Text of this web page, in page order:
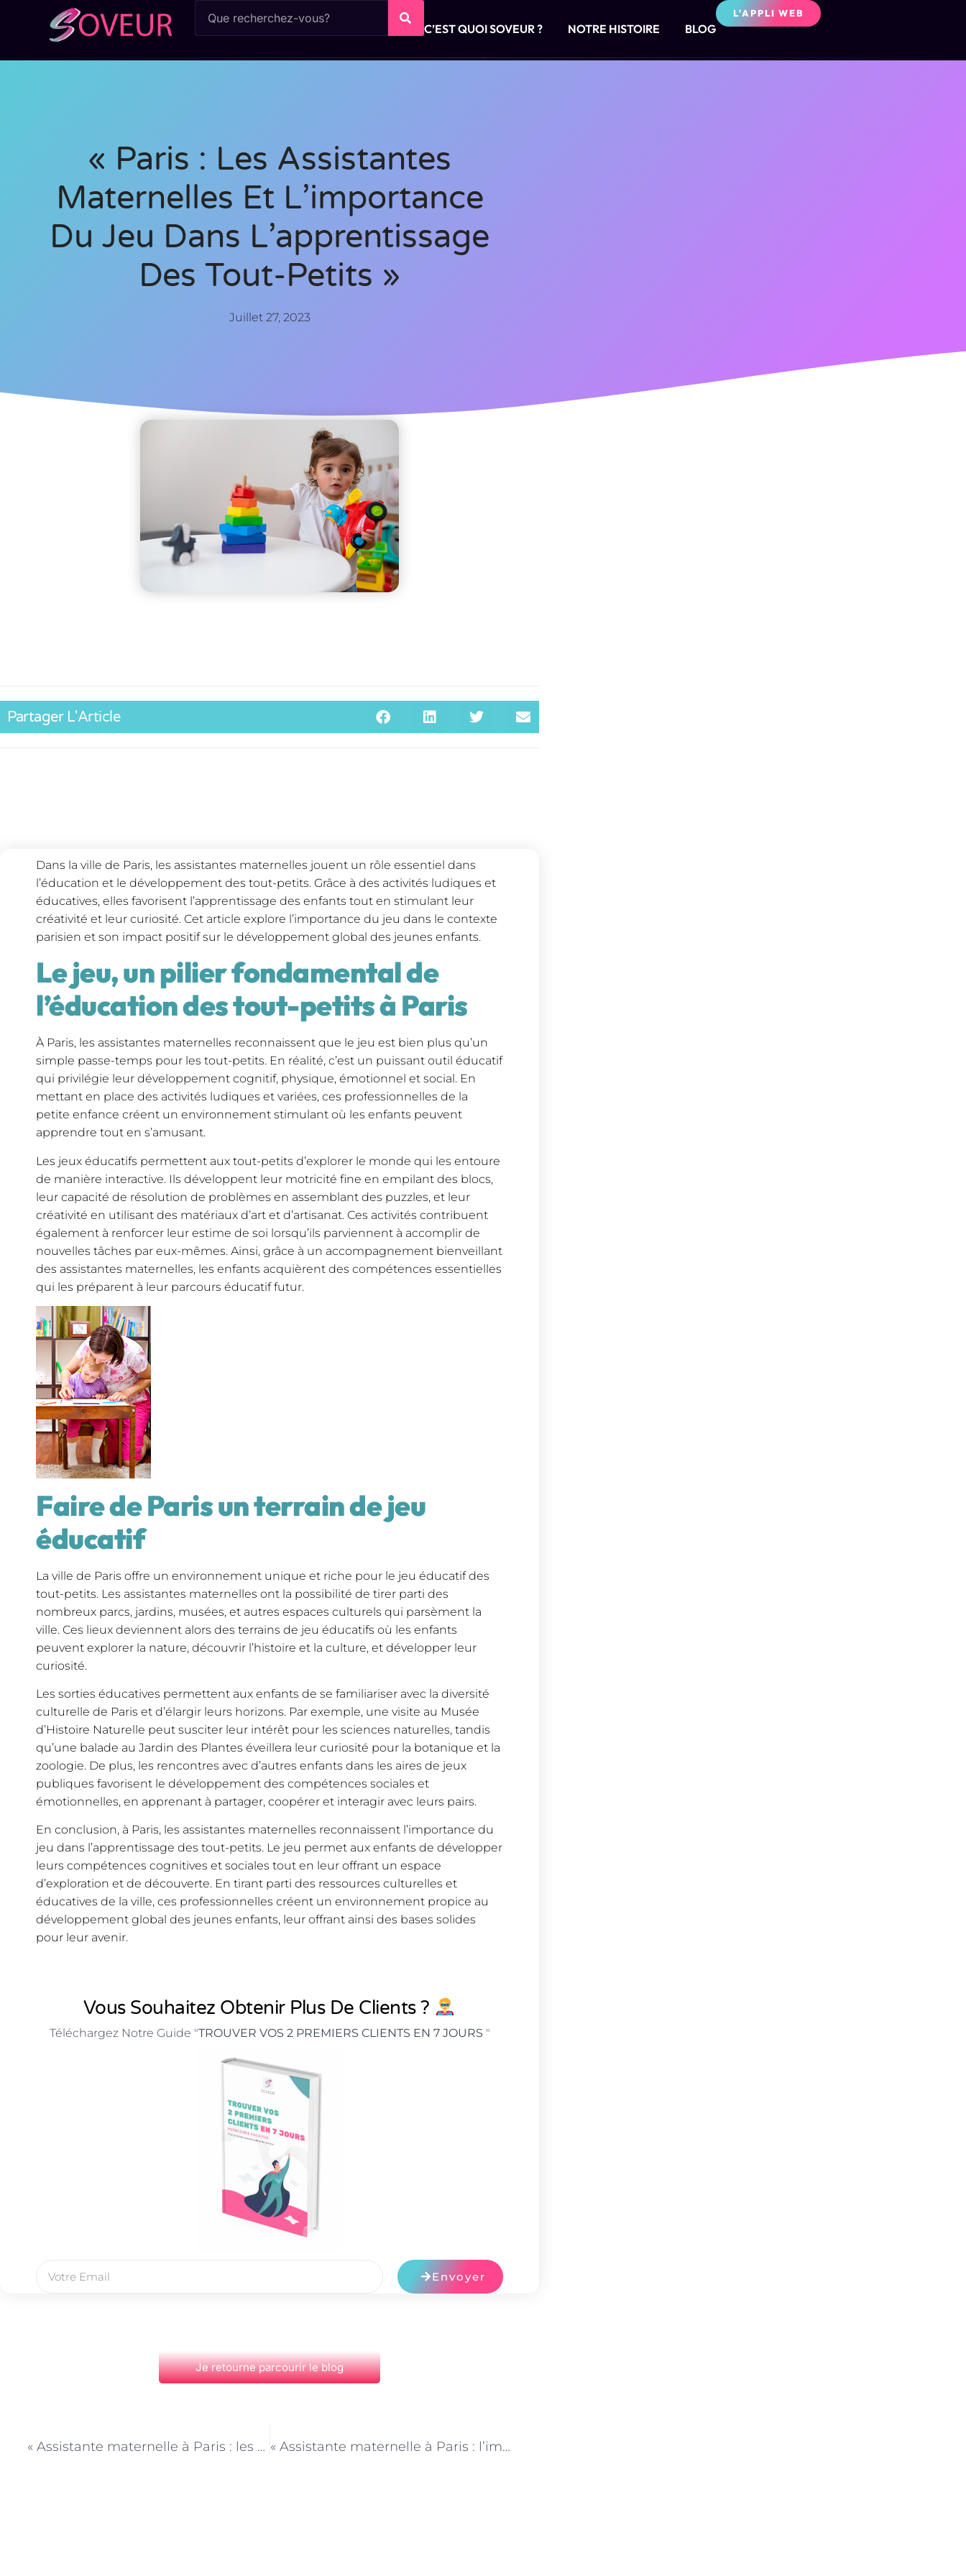
C’EST QUOI SOVEUR ? NOTRE HISTOIRE BLOG
L'APPLI WEB
« Paris : Les Assistantes
Maternelles Et L’importance
Du Jeu Dans L’apprentissage
Des Tout-Petits »
Juillet 27, 2023
Partager L'Article
Dans la ville de Paris, les assistantes maternelles jouent un rôle essentiel dans
l’éducation et le développement des tout-petits. Grâce à des activités ludiques et
éducatives, elles favorisent l’apprentissage des enfants tout en stimulant leur
créativité et leur curiosité. Cet article explore l’importance du jeu dans le contexte
parisien et son impact positif sur le développement global des jeunes enfants.
Le jeu, un pilier fondamental de
l’éducation des tout-petits à Paris
À Paris, les assistantes maternelles reconnaissent que le jeu est bien plus qu’un
simple passe-temps pour les tout-petits. En réalité, c’est un puissant outil éducatif
qui privilégie leur développement cognitif, physique, émotionnel et social. En
mettant en place des activités ludiques et variées, ces professionnelles de la
petite enfance créent un environnement stimulant où les enfants peuvent
apprendre tout en s’amusant.
Les jeux éducatifs permettent aux tout-petits d’explorer le monde qui les entoure
de manière interactive. Ils développent leur motricité fine en empilant des blocs,
leur capacité de résolution de problèmes en assemblant des puzzles, et leur
créativité en utilisant des matériaux d’art et d’artisanat. Ces activités contribuent
également à renforcer leur estime de soi lorsqu’ils parviennent à accomplir de
nouvelles tâches par eux-mêmes. Ainsi, grâce à un accompagnement bienveillant
des assistantes maternelles, les enfants acquièrent des compétences essentielles
qui les préparent à leur parcours éducatif futur.
Faire de Paris un terrain de jeu
éducatif
La ville de Paris offre un environnement unique et riche pour le jeu éducatif des
tout-petits. Les assistantes maternelles ont la possibilité de tirer parti des
nombreux parcs, jardins, musées, et autres espaces culturels qui parsèment la
ville. Ces lieux deviennent alors des terrains de jeu éducatifs où les enfants
peuvent explorer la nature, découvrir l’histoire et la culture, et développer leur
curiosité.
Les sorties éducatives permettent aux enfants de se familiariser avec la diversité
culturelle de Paris et d’élargir leurs horizons. Par exemple, une visite au Musée
d’Histoire Naturelle peut susciter leur intérêt pour les sciences naturelles, tandis
qu’une balade au Jardin des Plantes éveillera leur curiosité pour la botanique et la
zoologie. De plus, les rencontres avec d’autres enfants dans les aires de jeux
publiques favorisent le développement des compétences sociales et
émotionnelles, en apprenant à partager, coopérer et interagir avec leurs pairs.
En conclusion, à Paris, les assistantes maternelles reconnaissent l’importance du
jeu dans l’apprentissage des tout-petits. Le jeu permet aux enfants de développer
leurs compétences cognitives et sociales tout en leur offrant un espace
d’exploration et de découverte. En tirant parti des ressources culturelles et
éducatives de la ville, ces professionnelles créent un environnement propice au
développement global des jeunes enfants, leur offrant ainsi des bases solides
pour leur avenir.
Vous Souhaitez Obtenir Plus De Clients ?
Téléchargez Notre Guide "TROUVER VOS 2 PREMIERS CLIENTS EN 7 JOURS "
Envoyer
Je retourne parcourir le blog
« Assistante maternelle à Paris : les clés pour gérer les périodes de transition chez les enfants » « Assistante maternelle à Paris : l’importance de l’écoute et de la communication bienveillante »